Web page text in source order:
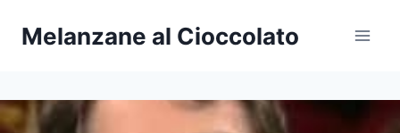
Melanzane al Cioccolato